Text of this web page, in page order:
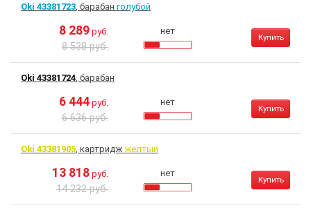
Oki 43381723, барабан голубой
8 289 руб.
8 538 руб.
нет
Купить
Oki 43381724, барабан
6 444 руб.
6 636 руб.
нет
Купить
Oki 43381905, картридж желтый
13 818 руб.
14 232 руб.
нет
Купить